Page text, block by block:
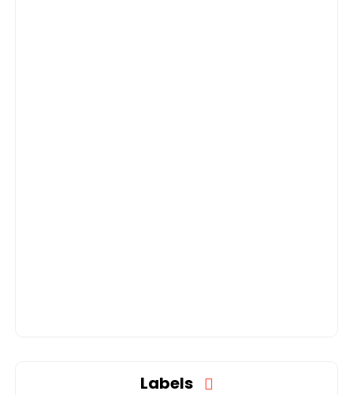
Labels